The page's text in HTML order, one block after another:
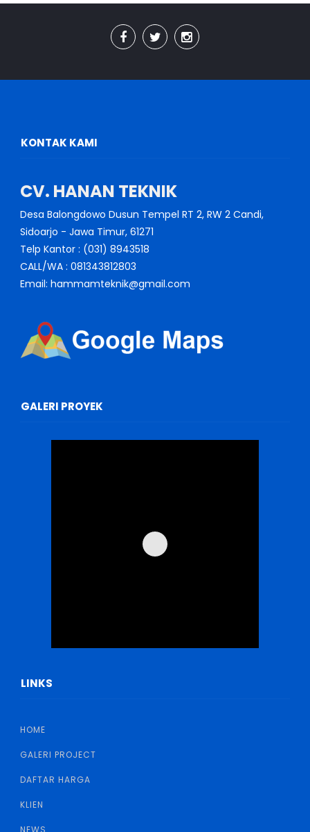
KONTAK KAMI
CV. HANAN TEKNIK
Desa Balongdowo Dusun Tempel RT 2, RW 2 Candi,
Sidoarjo - Jawa Timur, 61271
Telp Kantor : (031) 8943518
CALL/WA : 081343812803
Email: hammamteknik@gmail.com
GALERI PROYEK
LINKS
HOME
GALERI PROJECT
DAFTAR HARGA
KLIEN